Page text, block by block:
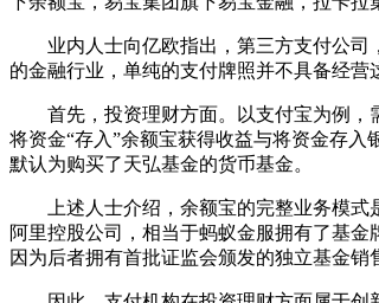
业内人士向亿欧指出，第三方支付公司
的金融行业，单纯的支付牌照并不具备经营
首先，投资理财方面。以支付宝为例，需
将资金“存入”余额宝获得收益与将资金存
默认为购买了天弘基金的货币基金。
上述人士介绍，余额宝的完整业务模式是
阿里控股公司，相当于蚂蚁金服拥有了基
因为后者拥有首批证监会颁发的独立基金销